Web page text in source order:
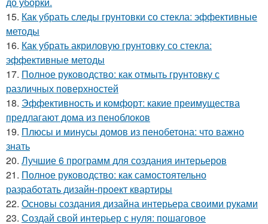
15. Как убрать следы грунтовки со стекла: эффективные
методы
16. Как убрать акриловую грунтовку со стекла:
эффективные методы
17. Полное руководство: как отмыть грунтовку с
различных поверхностей
18. Эффективность и комфорт: какие преимущества
предлагают дома из пеноблоков
19. Плюсы и минусы домов из пенобетона: что важно
знать
20. Лучшие 6 программ для создания интерьеров
21. Полное руководство: как самостоятельно
разработать дизайн-проект квартиры
22. Основы создания дизайна интерьера своими руками
23. Создай свой интерьер с нуля: пошаговое